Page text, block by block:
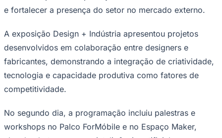
A exposição Design + Indústria apresentou projetos
fabricantes, demonstrando a integração de criatividade,
tecnologia e capacidade produtiva como fatores de
competitividade.
No segundo dia, a programação incluiu palestras e
abordando temas como inteligência artificial,
produtividade, empreendedorismo, gestão de